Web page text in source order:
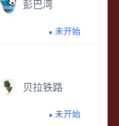
彭巴湾
未开始
贝拉铁路
未开始